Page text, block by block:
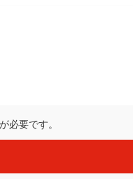
必要です。